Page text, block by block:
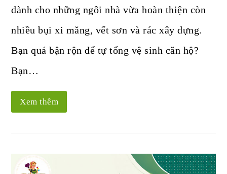
dành cho những ngôi nhà vừa hoàn thiện còn
nhiều bụi xi măng, vết sơn và rác xây dựng.
Bạn quá bận rộn để tự tổng vệ sinh căn hộ?
Bạn…
Xem thêm